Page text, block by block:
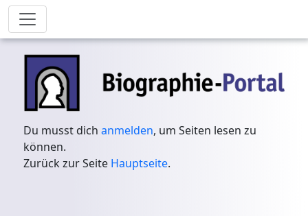
Du musst dichanmelden, um Seiten lesen zu
können.
Zurück zur Seite Hauptseite.